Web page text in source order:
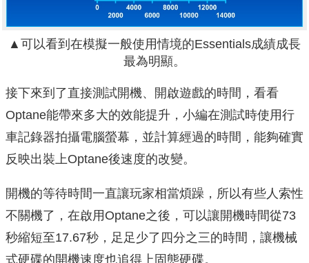
▲可以看到在模擬一般使用情境的Essentials成績成長
最為明顯。
接下來到了直接測試開機、開啟遊戲的時間，看看
Optane能帶來多大的效能提升，小編在測試時使用行
車記錄器拍攝電腦螢幕，並計算經過的時間，能夠確實
反映出裝上Optane後速度的改變。
開機的等待時間一直讓玩家相當煩躁，所以有些人索性
不關機了，在啟用Optane之後，可以讓開機時間從73
秒縮短至17.67秒，足足少了四分之三的時間，讓機械
式硬碟的開機速度也追得上固態硬碟。